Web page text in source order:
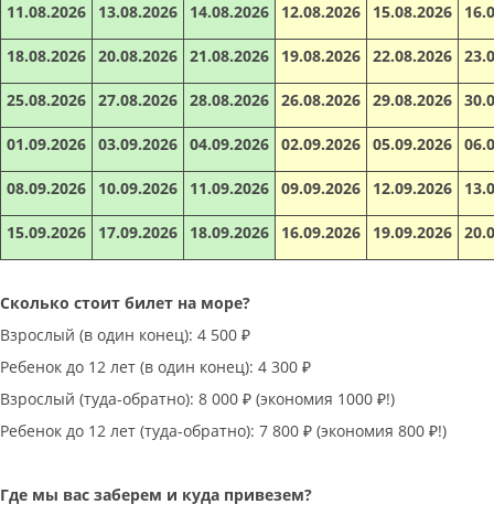
11.08.2026 13.08.2026 14.08.2026 12.08.2026 15.08.2026
18.08.2026 20.08.2026 21.08.2026 19.08.2026 22.08.2026
25.08.2026 27.08.2026 28.08.2026 26.08.2026 29.08.2026
01.09.2026 03.09.2026 04.09.2026 02.09.2026 05.09.2026
08.09.2026 10.09.2026 11.09.2026 09.09.2026 12.09.2026
15.09.2026 17.09.2026 18.09.2026 16.09.2026 19.09.2026
Сколько стоит билет на море?
Взрослый (в один конец): 4 500 ₽
Ребенок до 12 лет (в один конец): 4 300 ₽
Взрослый (туда-обратно): 8 000 ₽ (экономия 1000 ₽!)
Ребенок до 12 лет (туда-обратно): 7 800 ₽ (экономия 800 ₽!)
Где мы вас заберем и куда привезем?